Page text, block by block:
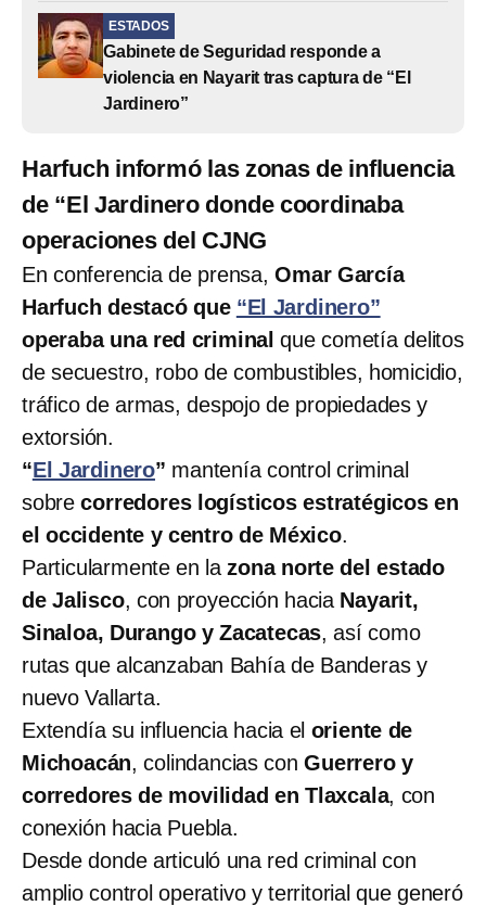
ESTADOS
Gabinete de Seguridad responde a
violencia en Nayarit tras captura de “El
Jardinero”
Harfuch informó las zonas de influencia
de “El Jardinero donde coordinaba
operaciones del CJNG
En conferencia de prensa,Omar García
Harfuch destacó que “El Jardinero”
operaba una red criminal que cometía delitos
de secuestro, robo de combustibles, homicidio,
tráfico de armas, despojo de propiedades y
extorsión.
“El Jardinero” mantenía control criminal
sobrecorredores logísticos estratégicos en
el occidente y centro de México.
Particularmente en lazona norte del estado
de Jalisco, con proyección hacia Nayarit,
Sinaloa, Durango y Zacatecas, así como
rutas que alcanzaban Bahía de Banderas y
nuevo Vallarta.
Extendía su influencia hacia el oriente de
Michoacán, colindancias conGuerrero y
corredores de movilidad en Tlaxcala, con
conexión hacia Puebla.
Desde donde articuló una red criminal con
amplio control operativo y territorial que generó